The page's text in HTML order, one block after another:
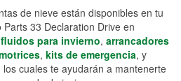
de nieve están disponibles en tu
Parts 33 Declaration Drive en
fluidos para invierno, arrancadores
, kits de emergencia, y
los cuales te ayudarán a mantenerte